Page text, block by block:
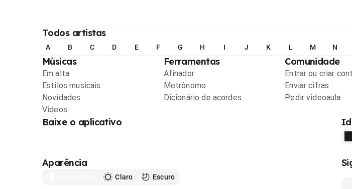
Todos artistas
A B C D E F G H I J K L M N
Músicas
Em alta
Estilos musicais
Novidades
Videos
Ferramentas
Afinador
Metrônomo
Dicionário de acordes
Comunidade
Entrar ou criar
Enviar cifras
Pedir videoaula
Baixe o aplicativo
Aparência
Claro Escuro